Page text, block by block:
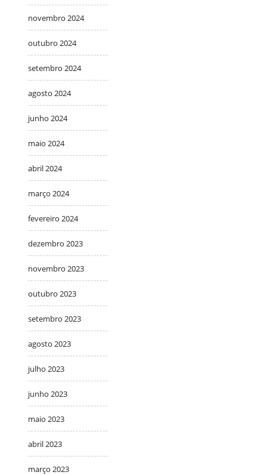
novembro 2024
outubro 2024
setembro 2024
agosto 2024
junho 2024
maio 2024
abril 2024
março 2024
fevereiro 2024
dezembro 2023
novembro 2023
outubro 2023
setembro 2023
agosto 2023
julho 2023
junho 2023
maio 2023
abril 2023
março 2023